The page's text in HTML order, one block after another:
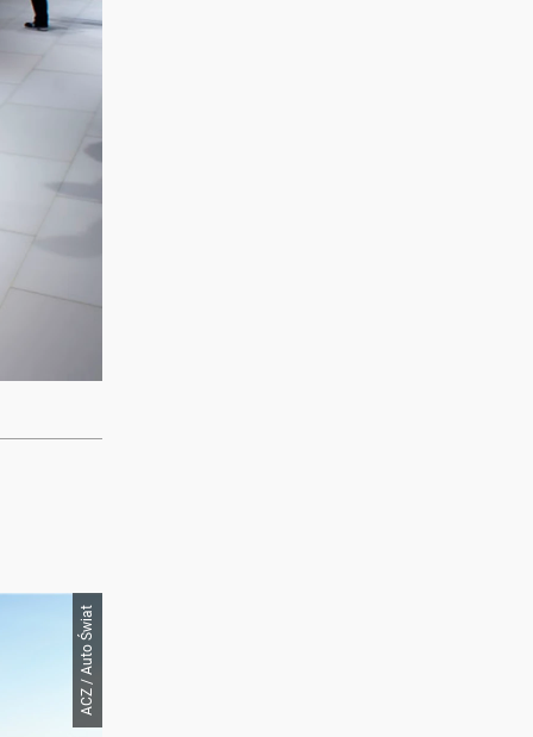
ACZ / Auto Świat